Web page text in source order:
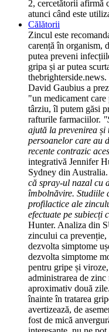
2, cercetătorii afirmă
atunci când este
Călătorii
Zincul este
carență în organism,
putea preveni
gripa și ar putea
David Gaubius a
"un medicament
târziu, îl putem găsi
rafturile farmaciilor.
ajută la prevenirea
persoanelor care au
recente contrazic
integrativă Jennifer
Sydney din Australia.
că spray-ul nazal cu
îmbolnăvire. Studiile
profilactice ale
efectuate pe subiecți
Hunter. Analiza din
zincului ca prevenție,
dezvolta simptome
dezvolta simptome
pentru gripe și
administrarea de
aproximativ două
înainte în tratarea
avertizează, de
fost de mică